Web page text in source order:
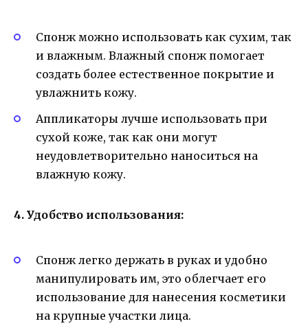
Спонж можно использовать как сухим, так
и влажным. Влажный спонж помогает
создать более естественное покрытие и
увлажнить кожу.
Аппликаторы лучше использовать при
сухой коже, так как они могут
неудовлетворительно наноситься на
влажную кожу.
4. Удобство использования:
Спонж легко держать в руках и удобно
манипулировать им, это облегчает его
использование для нанесения косметики
на крупные участки лица.